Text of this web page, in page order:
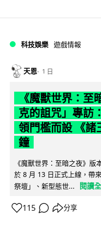
科技娛樂 遊戲情報
天恩 1 日
《魔獸世界：至
克的詛咒」專訪
領門檻而設 《諸
鐘
《魔獸世界：至暗之夜》
於 8 月 13 日正式上線，帶
祭壇」、新型態世...
閱讀
115 分享